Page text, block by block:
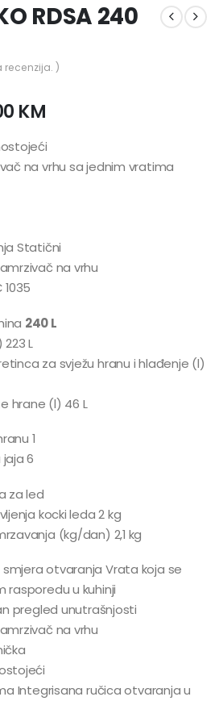
RDSA 240
recenzija. )
KM
na vrhu sa jednim vratima
Statični
na vrhu
1035
240 L
L
za svježu hranu i hlađenje (l)
hrane (l) 46 L
1
6
za led
kocki leda 2 kg
(kg/dan) 2,1 kg
otvaranja Vrata koja se
rasporedu u kuhinji
pregled unutrašnjosti
na vrhu
Integrisana ručica otvaranja u